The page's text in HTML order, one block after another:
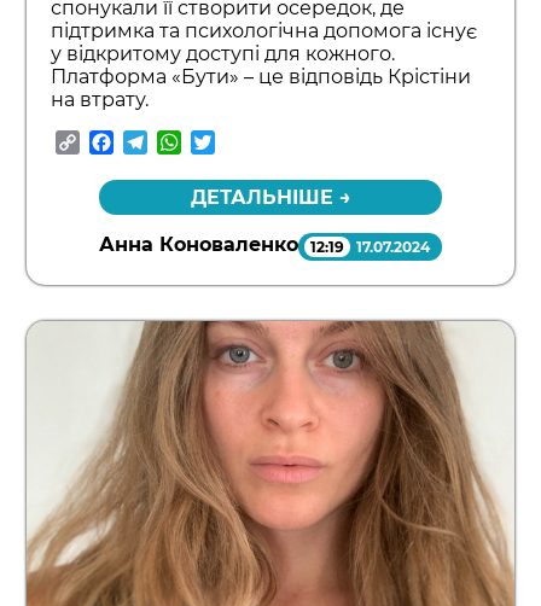
спонукали її створити осередок, де
підтримка та психологічна допомога існує
у відкритому доступі для кожного.
Платформа «Бути» – це відповідь Крістіни
на втрату.
CopyFacebook
TelegramWhatsApp
ДЕТАЛЬНІШЕ →
Анна Коноваленко 12:19 17.07.2024